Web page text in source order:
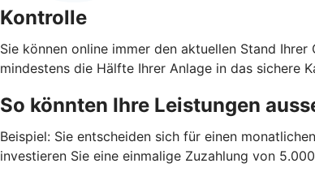
Kontrolle
Sie können online immer den aktuellen Stand
mindestens die Hälfte Ihrer Anlage in das sichere
So könnten Ihre Leistungen
Beispiel: Sie entscheiden sich für einen
investieren Sie eine einmalige Zuzahlung von